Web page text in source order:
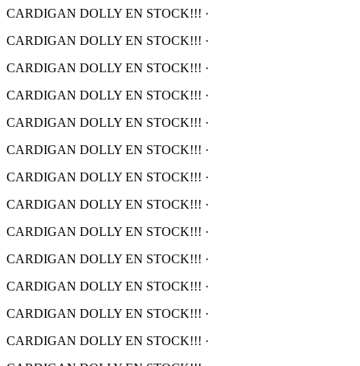
CARDIGAN DOLLY EN STOCK!!! ·
CARDIGAN DOLLY EN STOCK!!! ·
CARDIGAN DOLLY EN STOCK!!! ·
CARDIGAN DOLLY EN STOCK!!! ·
CARDIGAN DOLLY EN STOCK!!! ·
CARDIGAN DOLLY EN STOCK!!! ·
CARDIGAN DOLLY EN STOCK!!! ·
CARDIGAN DOLLY EN STOCK!!! ·
CARDIGAN DOLLY EN STOCK!!! ·
CARDIGAN DOLLY EN STOCK!!! ·
CARDIGAN DOLLY EN STOCK!!! ·
CARDIGAN DOLLY EN STOCK!!! ·
CARDIGAN DOLLY EN STOCK!!! ·